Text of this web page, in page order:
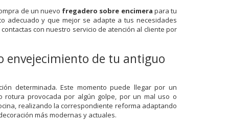
de un nuevo fregadero sobre encimera para tu
adecuado y que mejor se adapte a tus necesidades
con nuestro servicio de atención al cliente por
de tu antiguo
determinada. Este momento puede llegar por un
provocada por algún golpe, por un mal uso o
realizando la correspondiente reforma adaptando
más modernas y actuales.